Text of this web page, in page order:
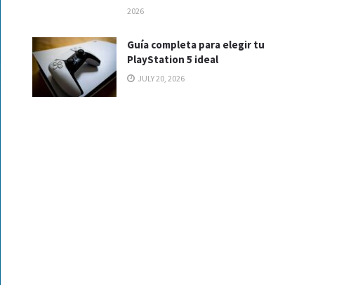
2026
Guía completa para elegir tu
PlayStation 5 ideal
JULY 20, 2026